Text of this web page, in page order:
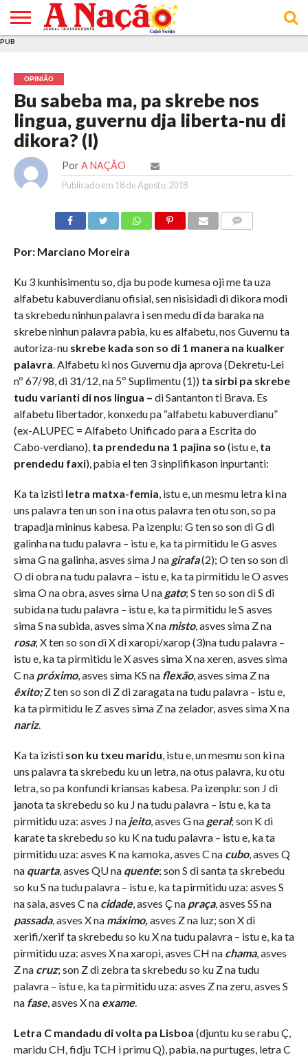
E DE
COOKIES
DE
UTILIZAÇÃO
PUB
OPINIÃO
Bu sabeba ma, pa skrebe nos
lingua, guvernu dja liberta-nu di
dikora? (I)
Por A NAÇÃO
Publicado em 18 de Agosto, 2018
Por: Marciano Moreira
Ku 3 kunhisimentu so, dja bu pode kumesa oji me ta uza
alfabetu kabuverdianu ofisial, sen nisisidadi di dikora modi
ta skrebedu ninhun palavra i sen medu di da baraka na
skrebe ninhun palavra pabia, ku es alfabetu, nos Guvernu ta
autoriza-nu skrebe kada son so di 1 manera na kualker
palavra. Alfabetu ki nos Guvernu dja aprova (Dekretu‑Lei
nº 67/98, di 31/12, na 5º Suplimentu (1)) ta sirbi pa skrebe
tudu varianti di nos lingua – di Santanton ti Brava. Es
alfabetu libertador, konxedu pa “alfabetu kabuverdianu”
(ex-ALUPEC = Alfabeto Unificado para a Escrita do
Cabo‑verdiano), ta prendedu na 1 pajina so (istu e, ta
prendedu faxi), pabia el ten 3 sinplifikason inpurtanti:
Ka ta izisti letra matxa-femia, istu e, un mesmu letra ki na
uns palavra ten un son i na otus palavra ten otu son, so pa
trapadja mininus kabesa. Pa izenplu: G ten so son di G di
galinha na tudu palavra – istu e, ka ta pirmitidu le G asves
sima G na galinha, asves sima J na girafa(2); O ten so son di
O di obra na tudu palavra – istu e, ka ta pirmitidu le Oasves
sima O na obra, asves sima U na gato; S ten so son di S di
subida na tudu palavra – istu e, ka ta pirmitidu le S asves
sima S na subida, asves sima X na misto, asves sima Z na
rosa; X ten so son di X di xaropi/xarop (3)na tudu palavra –
istu e, ka ta pirmitidu le X asves sima X na xeren, asves sima
C na próximo, asves sima KS na flexão, asves sima Z na
êxito;Z ten so son di Z di zaragata na tudu palavra – istu e,
ka ta pirmitidu le Z asves sima Z na zelador, asves sima X na
nariz.
Ka ta izisti son ku txeu maridu, istu e, un mesmu son ki na
uns palavra ta skrebedu ku un letra, na otus palavra, ku otu
letra, so pa konfundi kriansas kabesa. Pa izenplu: son J di
janota ta skrebedu so ku J na tudu palavra – istu e, ka ta
pirmitidu uza: asves J na jeito, asves G na geral; son K di
karate ta skrebedu so ku K na tudu palavra – istu e, ka ta
pirmitidu uza: asves K na kamoka, asves C na cubo, asves Q
na quarta, asves QU na quente; son S di santa ta skrebedu
so ku S na tudu palavra – istu e, ka ta pirmitidu uza: asves S
na sala, asves C na cidade, asves Ç na praça, asves SS na
passada, asves X na máximo,asves Z na luz; son X di
xerifi/xerif ta skrebedu so ku X na tudu palavra – istu e, ka ta
pirmitidu uza: asves X na xaropi, asves CH na chama, asves
Z na cruz; son Z di zebra ta skrebedu so ku Z na tudu
palavra – istu e, ka ta pirmitidu uza: asves Z na zeru, asves S
na fase, asves X na exame.
Letra C mandadu di volta pa Lisboa (djuntu ku se rabu Ç,
maridu CH, fidju TCH i primu Q), pabia, na purtuges, letra C